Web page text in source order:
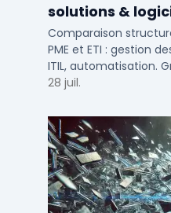
solutions &
Comparaison
PME et ETI : gestion
ITIL, automatisation.
d'usage par taille
28 juil.